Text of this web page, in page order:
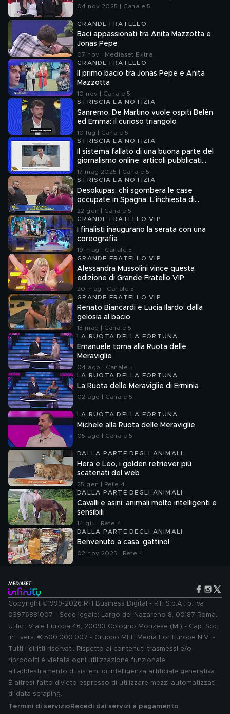
04 nov 2025 | Canale 5
GRANDE FRATELLO
Baci appassionati tra Anita Mazzotta e
Jonas Pepe
07 nov | Mediaset Extra
GRANDE FRATELLO
Il primo bacio tra Jonas Pepe e Anita
Mazzotta
10 nov | Canale 5
STRISCIA LA NOTIZIA
Sanremo, De Martino vuole ospiti Belén
ed Emma: il curioso triangolo
10 lug | Canale 5
STRISCIA LA NOTIZIA
Il sistema fallato di una buona parte del
giornalismo online: articoli pubblicati
senza la verifica delle fonti
17 mag 2025 | Canale 5
STRISCIA LA NOTIZIA
Desokupas: chi sgombera le case
occupate in Spagna. L'inchiesta di
Francesco Mazza
22 gen | Canale 5
GRANDE FRATELLO VIP
I finalisti inaugurano la serata con una
coreografia
19 mag | Canale 5
GRANDE FRATELLO VIP
Alessandra Mussolini vince questa
edizione di Grande Fratello VIP
20 mag | Canale 5
GRANDE FRATELLO VIP
Renato Biancardi e Lucia Ilardo: dalla
gelosia al bacio
13 mag | Canale 5
LA RUOTA DELLA FORTUNA
Emanuele torna alla Ruota delle
Meraviglie
04 ago | Canale 5
LA RUOTA DELLA FORTUNA
La Ruota delle Meraviglie di Erminia
02 ago | Canale 5
LA RUOTA DELLA FORTUNA
Michele alla Ruota delle Meraviglie
05 ago | Canale 5
DALLA PARTE DEGLI ANIMALI
Hera e Leo, i golden retriever più
scatenati del web
25 gen | Rete 4
DALLA PARTE DEGLI ANIMALI
Cavalli e asini: animali molto intelligenti e
sensibili
14 giu | Rete 4
DALLA PARTE DEGLI ANIMALI
Benvenuto a casa, gattino!
02 nov 2025 | Rete 4
Copyright ©1999-2026 RTI Business Digital - RTI S.p.A.: p. iva
03976881007 - Sede legale: Largo del Nazareno 8, 00187 Roma.
Uffici: Viale Europa 46, 20093 Cologno Monzese (MI) - Cap. Soc.
int. vers. € 500.000.007 - Gruppo MFE Media For Europe N.V. -
Tutti i diritti riservati. Rispetto ai contenuti trasmessi e/o
riprodotti è vietata ogni utilizzazione funzionale
all'addestramento di sistemi di intelligenza artificiale generativa.
È altresì fatto divieto espresso di utilizzare mezzi automatizzati
di data scraping.
Termini di servizio Recedi dai servizi a pagamento